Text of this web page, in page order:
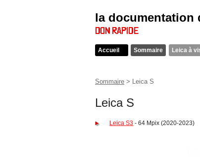
la documentation
Accueil Sommaire Leica à
Sommaire > Leica S
Leica S
Leica S3 - 64 Mpix (2020-2023)